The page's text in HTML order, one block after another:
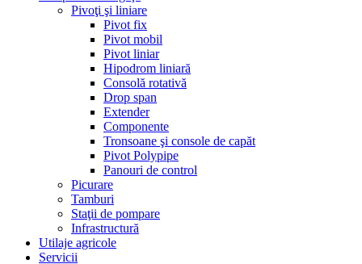
Pivoţi şi liniare
Pivot fix
Pivot mobil
Pivot liniar
Hipodrom liniară
Consolă rotativă
Drop span
Extender
Componente
Tronsoane şi console de capăt
Pivot Polypipe
Panouri de control
Picurare
Tamburi
Staţii de pompare
Infrastructură
Utilaje agricole
Servicii